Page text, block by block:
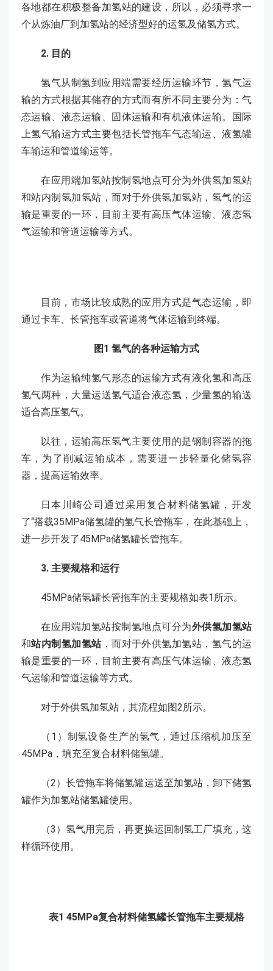
各地都在积极整备加氢站的建设，所以，必须寻求一
个从炼油厂到加氢站的经济型好的运氢及储氢方式。
2. 目的
氢气从制氢到应用端需要经历运输环节，氢气运
输的方式根据其储存的方式而有所不同主要分为：气
态运输、液态运输、固体运输和有机液体运输。国际
上氢气输运方式主要包括长管拖车气态输运、液氢罐
车输运和管道输运等。
在应用端加氢站按制氢地点可分为外供氢加氢站
和站内制氢加氢站，而对于外供氢加氢站，氢气的运
输是重要的一环，目前主要有高压气体运输、液态氢
气运输和管道运输等方式。
目前，市场比较成熟的应用方式是气态运输，即
通过卡车、长管拖车或管道将气体运输到终端。
图1 氢气的各种运输方式
作为运输纯氢气形态的运输方式有液化氢和高压
氢气两种，大量运送氢气适合液态氢，少量氢的输送
适合高压氢气。
以往，运输高压氢气主要使用的是钢制容器的拖
车，为了削减运输成本，需要进一步轻量化储氢容
器，提高运输效率。
日本川崎公司通过采用复合材料储氢罐，开发
了“搭载35MPa储氢罐的氢气长管拖车，在此基础上，
进一步开发了45MPa储氢罐长管拖车。
3. 主要规格和运行
45MPa储氢罐长管拖车的主要规格如表1所示。
在应用端加氢站按制氢地点可分为外供氢加氢站
和站内制氢加氢站，而对于外供氢加氢站，氢气的运
输是重要的一环，目前主要有高压气体运输、液态氢
气运输和管道运输等方式。
对于外供氢加氢站，其流程如图2所示。
（1）制氢设备生产的氢气，通过压缩机加压至
45MPa，填充至复合材料储氢罐。
（2）长管拖车将储氢罐运送至加氢站，卸下储氢
罐作为加氢站储氢罐使用。
（3）氢气用完后，再更换运回制氢工厂填充，这
样循环使用。
表1 45MPa复合材料储氢罐长管拖车主要规格